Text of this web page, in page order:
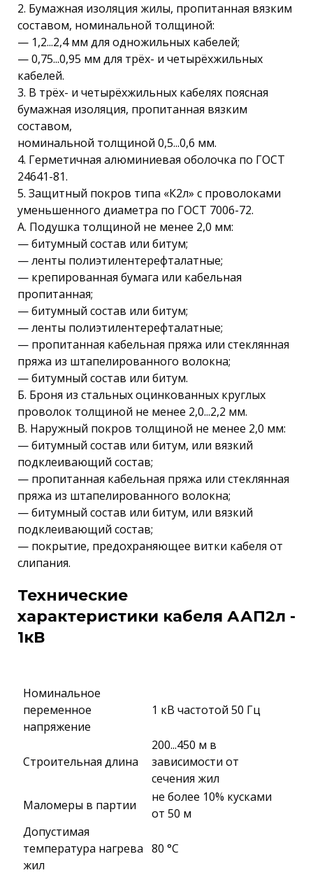
2. Бумажная изоляция жилы, пропитанная вязким
составом, номинальной толщиной:
— 1,2...2,4 мм для одножильных кабелей;
— 0,75...0,95 мм для трёх- и четырёхжильных
кабелей.
3. В трёх- и четырёхжильных кабелях поясная
бумажная изоляция, пропитанная вязким
составом,
номинальной толщиной 0,5...0,6 мм.
4. Герметичная алюминиевая оболочка по ГОСТ
24641-81.
5. Защитный покров типа «К2л» с проволоками
уменьшенного диаметра по ГОСТ 7006-72.
А. Подушка толщиной не менее 2,0 мм:
— битумный состав или битум;
— ленты полиэтилентерефталатные;
— крепированная бумага или кабельная
пропитанная;
— битумный состав или битум;
— ленты полиэтилентерефталатные;
— пропитанная кабельная пряжа или стеклянная
пряжа из штапелированного волокна;
— битумный состав или битум.
Б. Броня из стальных оцинкованных круглых
проволок толщиной не менее 2,0...2,2 мм.
В. Наружный покров толщиной не менее 2,0 мм:
— битумный состав или битум, или вязкий
подклеивающий состав;
— пропитанная кабельная пряжа или стеклянная
пряжа из штапелированного волокна;
— битумный состав или битум, или вязкий
подклеивающий состав;
— покрытие, предохраняющее витки кабеля от
слипания.
Технические
характеристики кабеля ААП2л -
1кВ
Номинальное
переменное
напряжение
1 кВ частотой 50 Гц
Строительная длина
200...450 м в
зависимости от
сечения жил
Маломеры в партии
не более 10% кусками
от 50 м
Допустимая
температура нагрева
жил
80 °C